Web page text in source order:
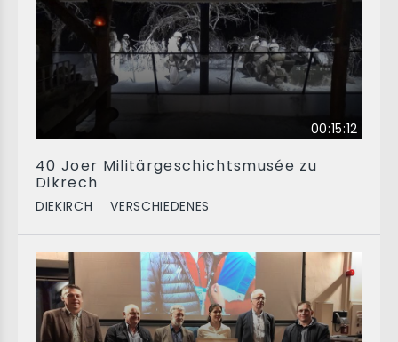
00:15:12
40 Joer Militärgeschichtsmusée zu
Dikrech
DIEKIRCH VERSCHIEDENES